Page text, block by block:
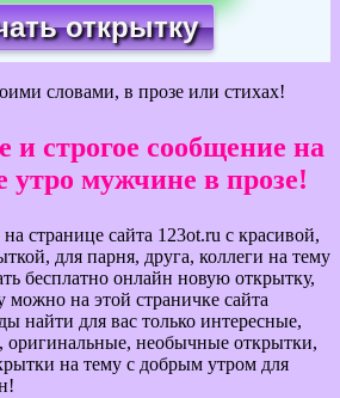
открытку
словами, в прозе или стихах!
и строгое сообщение на
утро мужчине в прозе!
странице сайта 123ot.ru с красивой,
для парня, друга, коллеги на тему
бесплатно онлайн новую открытку,
на этой страничке сайта
найти для вас только интересные,
оригинальные, необычные открытки,
на тему с добрым утром для